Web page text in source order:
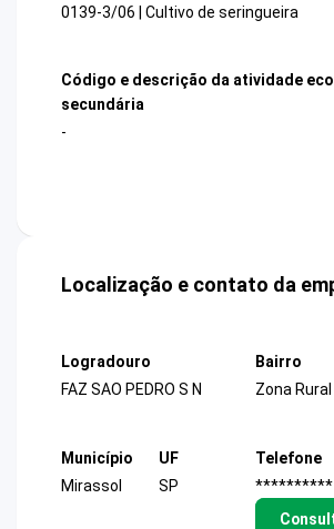
0139-3/06 | Cultivo de seringueira
Código e descrição da atividade
secundária
-
Localização e contato da
Logradouro
FAZ SAO PEDRO S N
Bairro
Zona Rural
Município
Mirassol
UF
SP
Telefone
**********